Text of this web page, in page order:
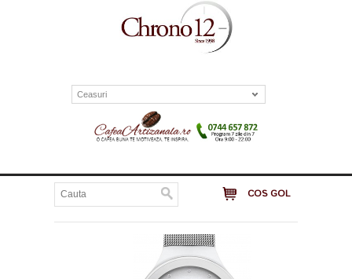
Ceasuri
COS GOL